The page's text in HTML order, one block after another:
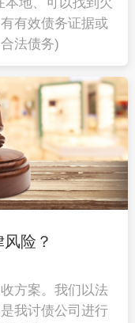
有效债务证据或
法债务)
险？
方案。我们以法
我讨债公司进行